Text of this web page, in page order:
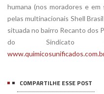
humana (nos moradores e
pelas multinacionais Shell
situada no bairro Recanto dos
do Sindicato
COMPARTILHE ESSE POST